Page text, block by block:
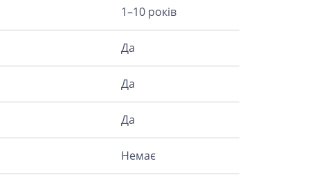
1–10 років
Да
Да
Да
Немає